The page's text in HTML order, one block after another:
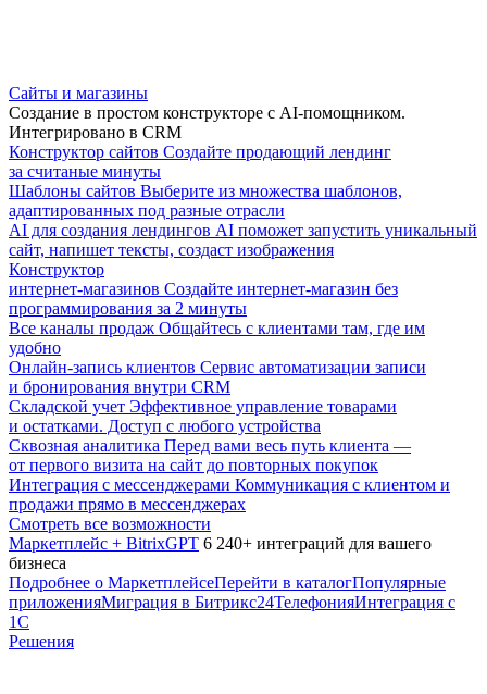
Сайты и магазины
Создание в простом конструкторе с AI-помощником.
Интегрировано в CRM
Конструктор сайтов Создайте продающий лендинг
за считаные минуты
Шаблоны сайтов Выберите из множества шаблонов,
адаптированных под разные отрасли
AI для создания лендингов AI поможет запустить уникальный
сайт, напишет тексты, создаст изображения
Конструктор
интернет-магазинов Создайте интернет-магазин без
программирования за 2 минуты
Все каналы продаж Общайтесь с клиентами там, где им
удобно
Онлайн-запись клиентов Сервис автоматизации записи
и бронирования внутри CRM
Складской учет Эффективное управление товарами
и остатками. Доступ с любого устройства
Сквозная аналитика Перед вами весь путь клиента —
от первого визита на сайт до повторных покупок
Интеграция с мессенджерами Коммуникация с клиентом и
продажи прямо в мессенджерах
Смотреть все возможности
Маркетплейс + BitrixGPT 6 240+ интеграций для вашего
бизнеса
Подробнее о МаркетплейсеПерейти в каталогПопулярные
приложенияМиграция в Битрикс24ТелефонияИнтеграция с
1С
Решения